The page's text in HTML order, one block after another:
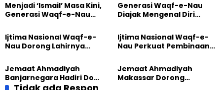
Menjadi ‘Ismail’ Masa Kini,
Generasi Waqf-e-Nau
Pengabdian
Generasi Waqf-e-Nau
Diajak Mengenal Diri
Dunia
Ijtima Nasional Waqf-e-
Nau Dorong Lahirnya
yang Militan
Ijtima Nasional Waqf-e-
Nau Perkuat Pembinaan
Masa Depan
Jemaat Ahmadiyah
Banjarnegara Hadiri Doa
Bersama Tasyakuran
Jemaat Ahmadiyah
Makassar Dorong